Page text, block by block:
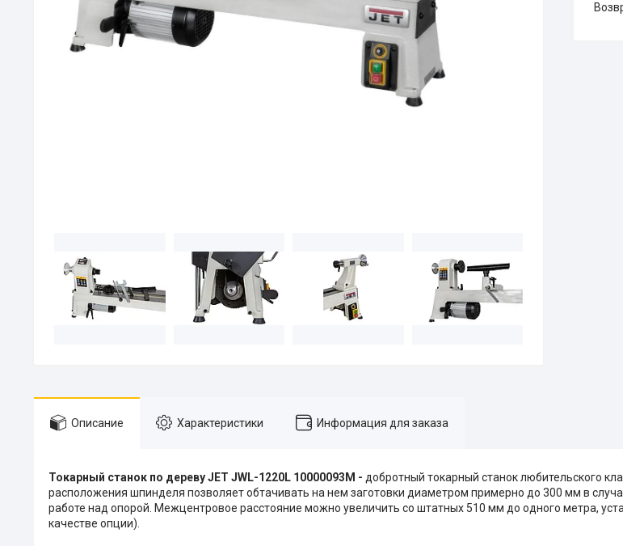
Описание Характеристики Информация для заказа
Токарный станок по дереву JET JWL-1220L 10000093M - добротный токарный станок любительского
расположения шпинделя позволяет обтачивать на нем заготовки диаметром примерно до 300 мм в
работе над опорой. Межцентровое расстояние можно увеличить со штатных 510 мм до одного метра,
качестве опции).